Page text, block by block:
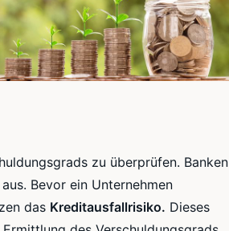
zu überprüfen. Banken
aus. Bevor ein Unternehmen
das Kreditausfallrisiko. Dieses